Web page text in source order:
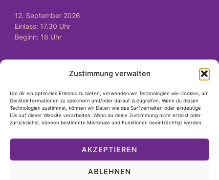
Zustimmung verwalten
Um dir ein optimales Erlebnis zu bieten, verwenden wir Technologien wie Cookies, um
Geräteinformationen zu speichern und/oder darauf zuzugreifen. Wenn du diesen
Technologien zustimmst, können wir Daten wie das Surfverhalten oder eindeutige
IDs auf dieser Website verarbeiten. Wenn du deine Zustimmung nicht erteilst oder
zurückziehst, können bestimmte Merkmale und Funktionen beeinträchtigt werden.
AKZEPTIEREN
ABLEHNEN
12. September 2026
Einlass: 17.30 Uhr
Beginn: 18 Uhr
Ticketshierverfügbar